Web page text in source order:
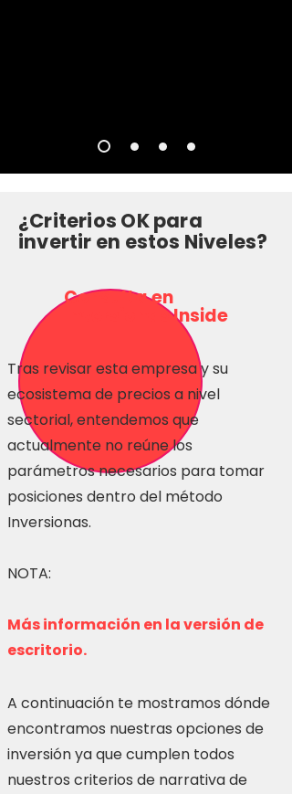
¿Criterios OK para
invertir en estos Niveles?
Consulta en
Inversionas Inside
Tras revisar esta empresa y su
ecosistema de precios a nivel
sectorial, entendemos que
actualmente no reúne los
parámetros necesarios para tomar
posiciones dentro del método
Inversionas.
NOTA:
Más información en la versión de
escritorio.
A continuación te mostramos dónde
encontramos nuestras opciones de
inversión ya que cumplen todos
nuestros criterios de narrativa de